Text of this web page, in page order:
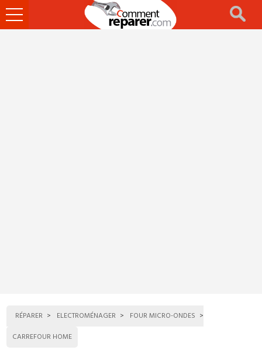
Ouvrir
le
RÉPARER ELECTROMÉNAGER
FOUR MICRO-ONDES
CARREFOUR HOME